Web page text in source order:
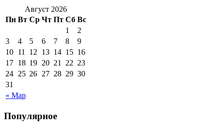
Август 2026
Пн Вт Ср Чт Пт Сб Вс
« Мар
1
2
3
4 5 6 7 8
9
10 11 12 13 14 15 16
17 18 19 20 21 22 23
24 25 26 27 28 29 30
31
Популярное